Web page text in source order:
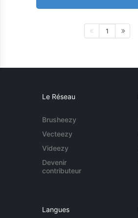
1
Le Réseau
Brusheezy
Vecteezy
Videezy
Devenir
contributeur
Langues